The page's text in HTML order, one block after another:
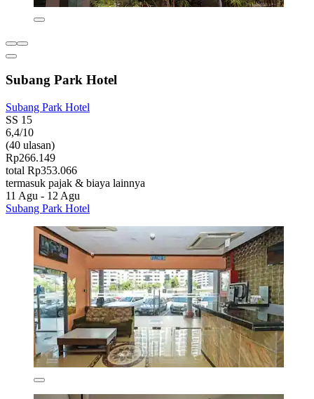
Subang Park Hotel
Subang Park Hotel
SS 15
6,4/10
(40 ulasan)
Rp266.149
total Rp353.066
termasuk pajak & biaya lainnya
11 Agu - 12 Agu
Subang Park Hotel